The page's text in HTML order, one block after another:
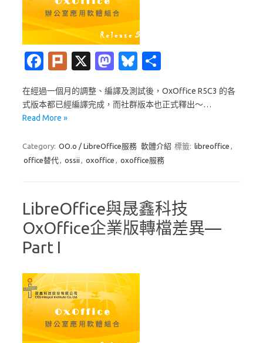
Fa
e
b
o
Pl
k
X
M
t
o
Bl
es
在經過一個月的調整、編譯及測試後，OxOffice R5C3 的各
式版本都已經編譯完成，而社群版本也正式釋出～…
Read More »
Category: OO.o / LibreOffice服務 軟體介紹 標籤: libreoffice ,
office替代, ossii , oxoffice , oxoffice服務
LibreOffice與晟鑫科技
OxOffice企業版轉檔差異—
Part I